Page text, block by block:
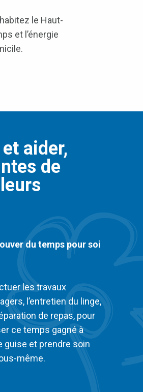
le Haut-
et l’énergie
aider,
de
du temps pour soi
les travaux
l’entretien du linge,
de repas, pour
ce temps gagné à
guise et prendre soin
même.